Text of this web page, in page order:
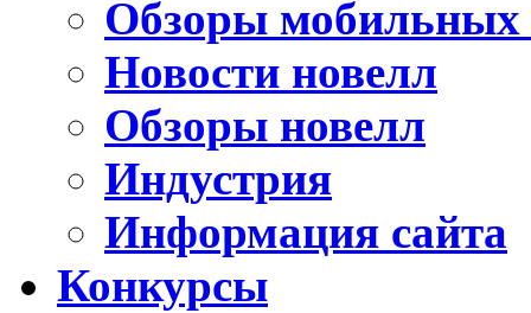
Обзоры мобильных
Новости новелл
Обзоры новелл
Индустрия
Информация сайта
Конкурсы